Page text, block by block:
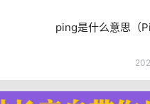
ping是什么意思（